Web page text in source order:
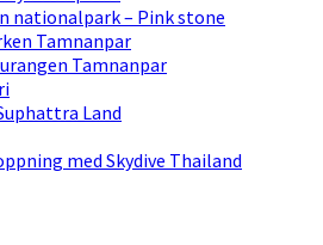
nationalpark – Pink stone
Tamnanpar
Tamnanpar
Land
med Skydive Thailand